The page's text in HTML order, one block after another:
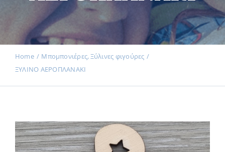
Εκδηλώσεις
Προϊόντα
Home Μπομπονιέρες Ξύλινες φιγούρες
ΞΥΛΙΝΟ ΑΕΡΟΠΛΑΝΑΚΙ